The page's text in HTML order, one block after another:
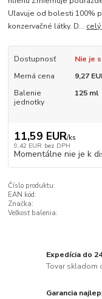
Uľavuje od bolesti 100%
konzervačné látky. D...
Dostupnosť
Nie je
Merná cena
9,27
Balenie
jednotky
125 ml
11,59 EUR/ks
9,42 EUR bez DPH
Momentálne nie je k
Číslo produktu:
EAN kód:
Značka:
Veľkosť balenia:
Expedícia do
Tovar skladom
Garancia